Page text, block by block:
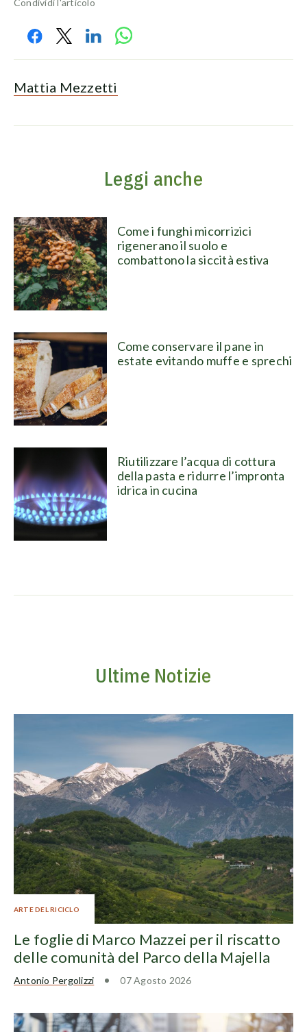
Mattia Mezzetti
Leggi anche
Come i funghi micorrizici
rigenerano il suolo e
combattono la siccità estiva
Come conservare il pane in
estate evitando muffe e sprechi
Riutilizzare l’acqua di cottura
della pasta e ridurre l’impronta
idrica in cucina
Ultime Notizie
ARTE DEL RICICLO
Le foglie di Marco Mazzei per il riscatto
delle comunità del Parco della Majella
Antonio Pergolizzi 07 Agosto 2026